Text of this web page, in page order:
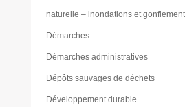
naturelle – inondations et
Démarches
Démarches administratives
Dépôts sauvages de déchets
Développement durable